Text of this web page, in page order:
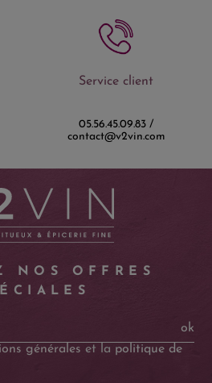
Service client
05.56.45.09.83 /
contact@v2vin.com
NOS OFFRES
ok
générales et la politique de